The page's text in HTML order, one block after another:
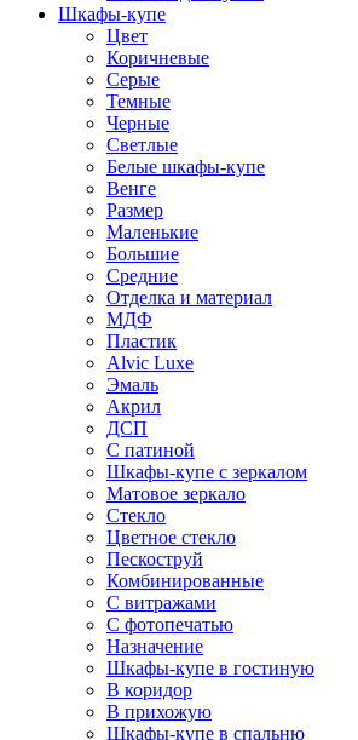
Шкафы-купе
Цвет
Коричневые
Серые
Темные
Черные
Светлые
Белые шкафы-купе
Венге
Размер
Маленькие
Большие
Средние
Отделка и материал
МДФ
Пластик
Alvic Luxe
Эмаль
Акрил
ДСП
С патиной
Шкафы-купе с зеркалом
Матовое зеркало
Стекло
Цветное стекло
Пескоструй
Комбинированные
С витражами
С фотопечатью
Назначение
Шкафы-купе в гостиную
В коридор
В прихожую
Шкафы-купе в спальню